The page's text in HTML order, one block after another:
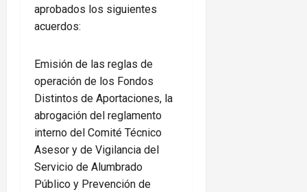
aprobados los siguientes
acuerdos:
Emisión de las reglas de
operación de los Fondos
Distintos de Aportaciones, la
abrogación del reglamento
interno del Comité Técnico
Asesor y de Vigilancia del
Servicio de Alumbrado
Público y Prevención de